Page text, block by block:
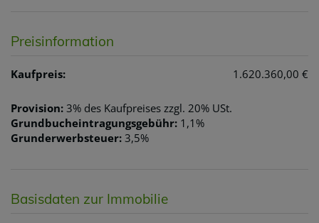
Preisinformation
Kaufpreis: 1.620.360,00 €
Provision: 3% des Kaufpreises zzgl. 20% USt.
Grundbucheintragungsgebühr: 1,1%
Grunderwerbsteuer: 3,5%
Basisdaten zur Immobilie